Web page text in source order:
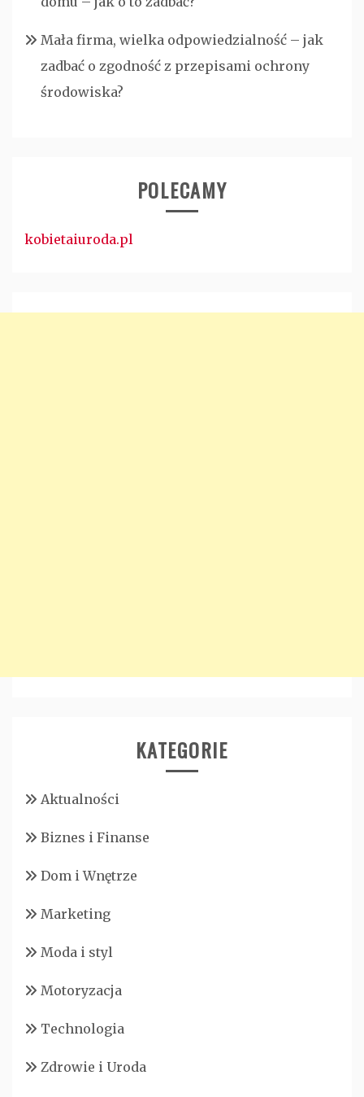
Mała firma, wielka odpowiedzialność – jak
zadbać o zgodność z przepisami ochrony
środowiska?
POLECAMY
kobietaiuroda.pl
KATEGORIE
Aktualności
Biznes i Finanse
Dom i Wnętrze
Marketing
Moda i styl
Motoryzacja
Technologia
Zdrowie i Uroda